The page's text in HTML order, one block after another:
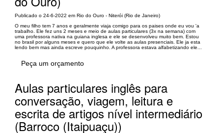
Publicado o 24-6-2022 em Rio do Ouro - Niterói (Rio de Janeiro)
O meu filho tem 7 anos e geralmente viaja comigo para os paises onde eu vou 'a
trabalho. Ele fez uns 2 meses e meio de aulas particulares (3x na semana) com
uma professora nativa na guiana inglesa e ele se desenvolveu muito bem. Estou
no brasil por alguns meses e quero que ele volte as aulas presenciais. Ele ja esta
lendo bem mas ainda escreve pouquinho. A professora estava alfabetizando ele...
Peça um orçamento
Aulas particulares inglês para
conversação, viagem, leitura e
escrita de artigos nível intermediário
(Barroco (Itaipuaçu))